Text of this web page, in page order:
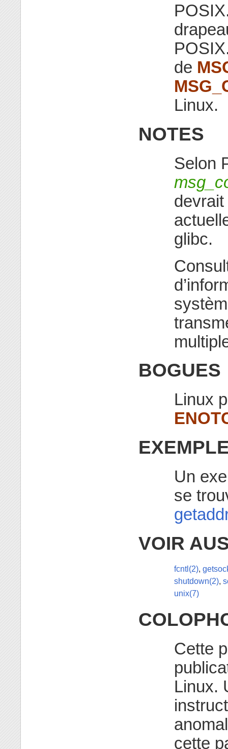
de
Linux.
NOTES
Selon
glibc.
BOGUES
Linux
Un
se
VOIR
fcntl(2),
shutdown(2),
unix(7)
Cette
Linux.
cette